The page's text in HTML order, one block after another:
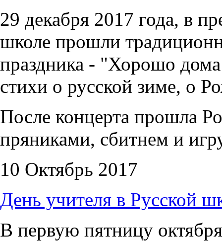
29 декабря 2017 года, в
школе прошли
праздника - "Хорошо
стихи о русской зиме, о
После концерта прошла
пряниками, сбитнем и
10 Октябрь 2017
День учителя в Русской
В первую пятницу